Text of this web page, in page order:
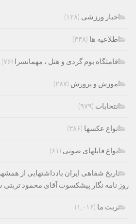
اخبار ورزشی (۱۲۸)
اطلاعیه ها (۳۴۸)
اقامتگاه بوم گردی و هتل ، مهمانسرا (۷۶)
اموزش و پرورش (۲۸۷)
انتخابات (۹۷۹)
انواع عکسها (۳۸۶)
انواع فایلهای صوتی (۶۱)
تاریخ شفاهی ایران یادداشتهایی از
روز نامه نگار پیشکسوت آقای محمود تربتی
تربت ما (۱,۰۱۶)